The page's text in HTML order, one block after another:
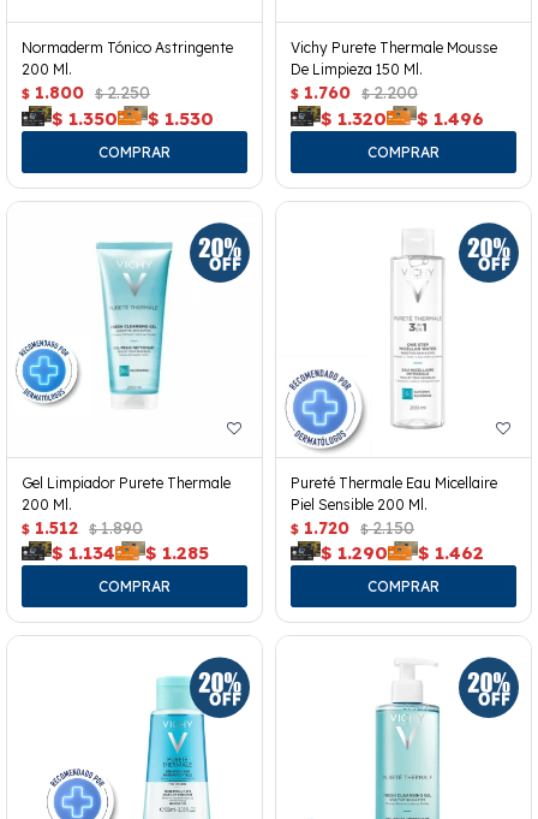
Normaderm Tónico Astringente
200 Ml.
$ 1.800 $ 2.250
$ 1.350 $ 1.530
Vichy Purete Thermale Mousse
De Limpieza 150 Ml.
$ 1.760 $ 2.200
$ 1.320 $ 1.496
Gel Limpiador Purete Thermale
200 Ml.
$ 1.512 $ 1.890
$ 1.134 $ 1.285
Pureté Thermale Eau Micellaire
Piel Sensible 200 Ml.
$ 1.720 $ 2.150
$ 1.290 $ 1.462